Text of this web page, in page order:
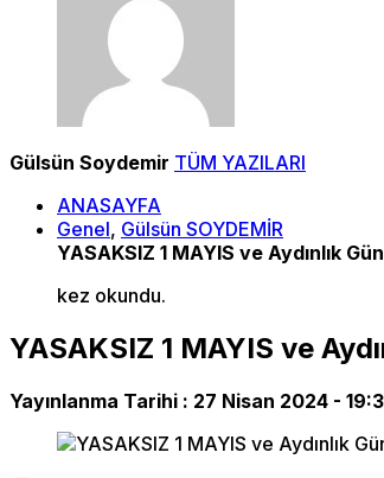
Gülsün Soydemir TÜM YAZILARI
ANASAYFA
Genel, Gülsün SOYDEMİR
YASAKSIZ 1 MAYIS ve Aydınlık
kez okundu.
YASAKSIZ 1 MAYIS ve
Yayınlanma Tarihi : 27 Nisan 2024 -